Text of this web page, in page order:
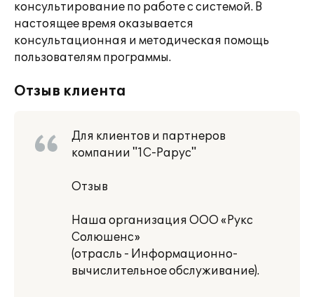
консультирование по работе с системой. В
настоящее время оказывается
консультационная и методическая помощь
пользователям программы.
Отзыв клиента
Для клиентов и партнеров
компании "1С-Рарус"
Отзыв
Наша организация ООО «Рукс
Солюшенс»
(отрасль - Информационно-
вычислительное обслуживание).